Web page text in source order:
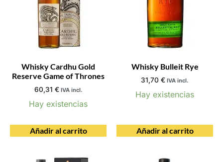
Whisky Cardhu Gold
Reserve Game of Thrones
60,31 € IVA incl.
Hay existencias
Añadir al carrito
Whisky Bulleit Rye
31,70 € IVA incl.
Hay existencias
Añadir al carrito